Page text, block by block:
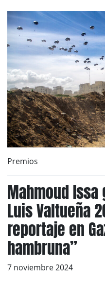
Premios
Mahmoud Issa
Luis Valtueña
reportaje en
hambruna”
7 noviembre 2024